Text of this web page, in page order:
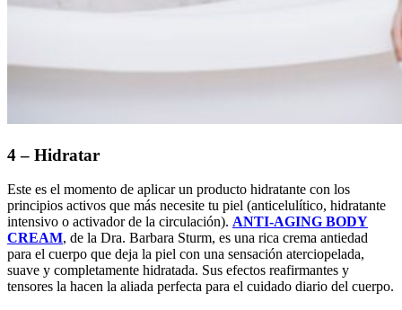
4 – Hidratar
Este es el momento de aplicar un producto hidratante con los
principios activos que más necesite tu piel (anticelulítico, hidratante
intensivo o activador de la circulación). ANTI-AGING BODY
CREAM, de la Dra. Barbara Sturm, es una rica crema antiedad
para el cuerpo que deja la piel con una sensación aterciopelada,
suave y completamente hidratada. Sus efectos reafirmantes y
tensores la hacen la aliada perfecta para el cuidado diario del cuerpo.